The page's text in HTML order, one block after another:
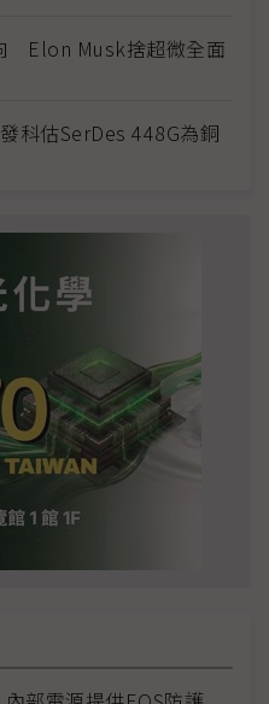
Elon Musk捨超微全面
科估SerDes 448G為銅